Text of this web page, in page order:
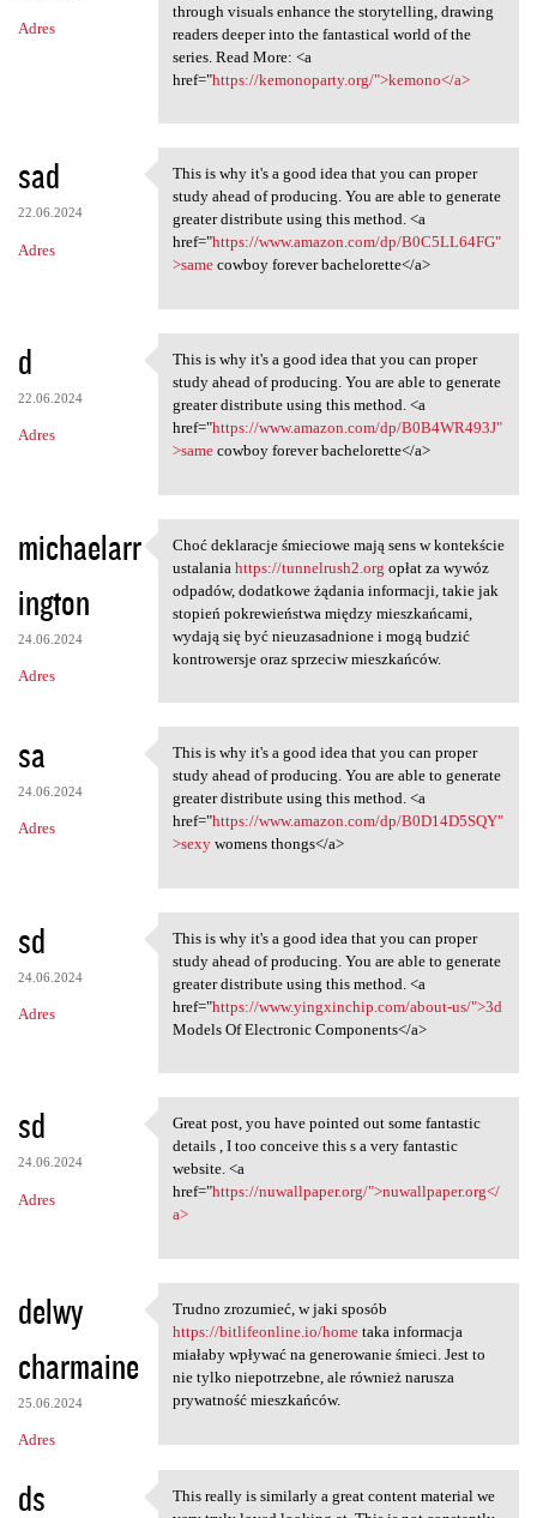
Adres
through visuals enhance the storytelling, drawing
readers deeper into the fantastical world of the
series. Read More: <a
href="https://kemonoparty.org/">kemono</a>
sad
22.06.2024
Adres
This is why it's a good idea
This is why it's a good idea that you can proper
study ahead of producing. You are able to generate
greater distribute using this method. <a
href="https://www.amazon.com/dp/B0C5LL64FG"
>samecowboy forever bachelorette</a>
d
22.06.2024
Adres
This is why it's a good idea
This is why it's a good idea that you can proper
study ahead of producing. You are able to generate
greater distribute using this method. <a
href="https://www.amazon.com/dp/B0B4WR493J"
>samecowboy forever bachelorette</a>
michaelarr
ington
24.06.2024
Adres
Choć deklaracje śmieciowe
Choć deklaracje śmieciowe mają sens w kontekście
ustalania https://tunnelrush2.org opłat za wywóz
odpadów, dodatkowe żądania informacji, takie jak
stopień pokrewieństwa między mieszkańcami,
wydają się być nieuzasadnione i mogą budzić
kontrowersje oraz sprzeciw mieszkańców.
sa
24.06.2024
Adres
This is why it's a good idea
This is why it's a good idea that you can proper
study ahead of producing. You are able to generate
greater distribute using this method. <a
href="https://www.amazon.com/dp/B0D14D5SQY"
>sexywomens thongs</a>
sd
24.06.2024
Adres
This is why it's a good idea
This is why it's a good idea that you can proper
study ahead of producing. You are able to generate
greater distribute using this method. <a
href="https://www.yingxinchip.com/about-us/">3d
Models Of Electronic Components</a>
sd
24.06.2024
Adres
Great post, you have pointed
Great post, you have pointed out some fantastic
details , I too conceive this s a very fantastic
website. <a
href="https://nuwallpaper.org/">nuwallpaper.org</
a>
delwy
charmaine
25.06.2024
Adres
Trudno zrozumieć, w jaki
Trudno zrozumieć, w jaki sposób
https://bitlifeonline.io/hometaka informacja
miałaby wpływać na generowanie śmieci. Jest to
nie tylko niepotrzebne, ale również narusza
prywatność mieszkańców.
ds
This really is similarly a great content material we